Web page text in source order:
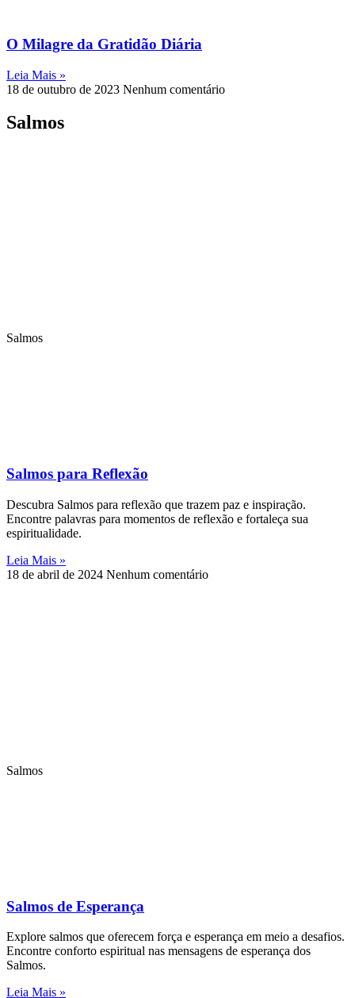
O Milagre da Gratidão Diária
Leia Mais »
18 de outubro de 2023 Nenhum comentário
Salmos
Salmos
Salmos para Reflexão
Descubra Salmos para reflexão que trazem paz e inspiração.
Encontre palavras para momentos de reflexão e fortaleça sua
espiritualidade.
Leia Mais »
18 de abril de 2024 Nenhum comentário
Salmos
Salmos de Esperança
Explore salmos que oferecem força e esperança em meio a desafios.
Encontre conforto espiritual nas mensagens de esperança dos
Salmos.
Leia Mais »